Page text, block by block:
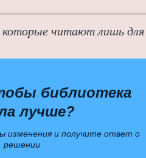
читают лишь
библиотека
лучше?
изменения и получите ответ о
решении